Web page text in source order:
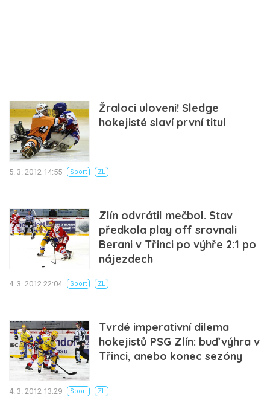
Žraloci uloveni! Sledge
hokejisté slaví první titul
5. 3. 2012 14:55 Sport ZL
Zlín odvrátil mečbol. Stav
předkola play off srovnali
Berani v Třinci po výhře 2:1 po
nájezdech
4. 3. 2012 22:04 Sport ZL
Tvrdé imperativní dilema
hokejistů PSG Zlín: buď výhra v
Třinci, anebo konec sezóny
4. 3. 2012 13:29 Sport ZL